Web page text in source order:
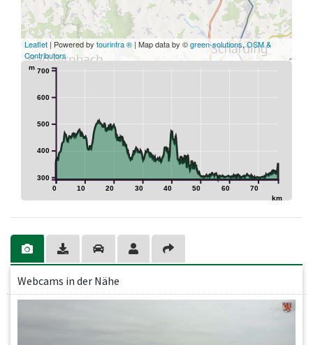
Leaflet | Powered by tourinfra ® | Map data by ©green-solutions,OSM &
Contributors
0 10 20 30 40 50 60 70
km
300
400
500
600
700
m
Webcams in der Nähe